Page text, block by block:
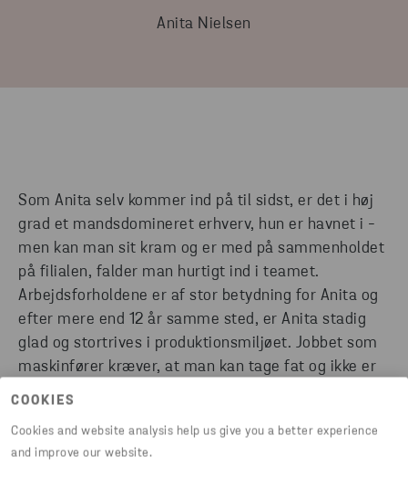
COOKIES
Cookies and website analysis help us give you a better experience
and improve our website.
Anita Nielsen
Som Anita selv kommer ind på til sidst, er det i høj
grad et mandsdomineret erhverv, hun er havnet i -
men kan man sit kram og er med på sammenholdet
på filialen, falder man hurtigt ind i teamet.
Arbejdsforholdene er af stor betydning for Anita og
efter mere end 12 år samme sted, er Anita stadig
glad og stortrives i produktionsmiljøet. Jobbet som
maskinfører kræver, at man kan tage fat og ikke er
bange for at få skidt under neglene - og det er
tværtimod.